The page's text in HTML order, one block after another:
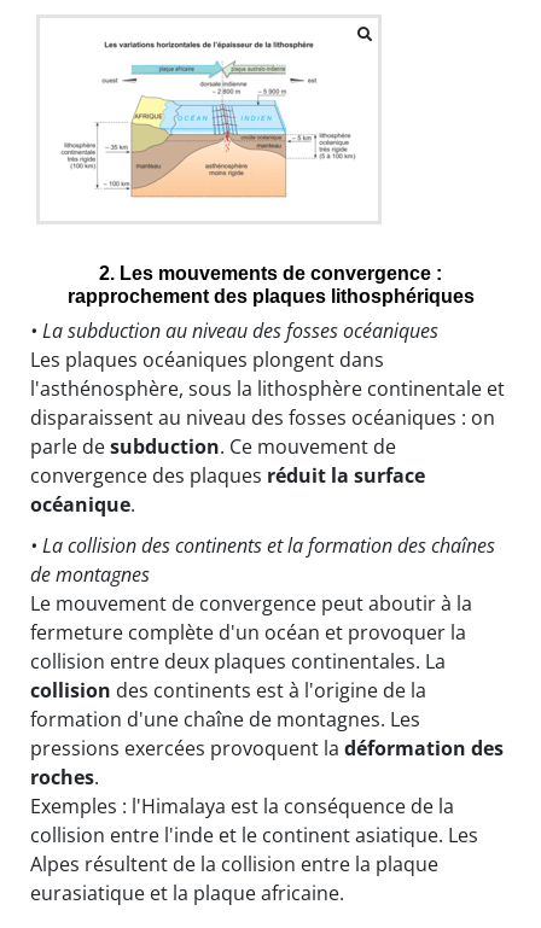
2. Les mouvements de convergence :
rapprochement des plaques lithosphériques
• La subduction au niveau des fosses océaniques
Les plaques océaniques plongent dans
l'asthénosphère, sous la lithosphère continentale et
disparaissent au niveau des fosses océaniques : on
parle desubduction. Ce mouvement de
convergence des plaques réduit la surface
océanique.
• La collision des continents et la formation des chaînes
de montagnes
Le mouvement de convergence peut aboutir à la
fermeture complète d'un océan et provoquer la
collision entre deux plaques continentales. La
collision des continents est à l'origine de la
formation d'une chaîne de montagnes. Les
pressions exercées provoquent la déformation des
roches.
Exemples : l'Himalaya est la conséquence de la
collision entre l'inde et le continent asiatique. Les
Alpes résultent de la collision entre la plaque
eurasiatique et la plaque africaine.